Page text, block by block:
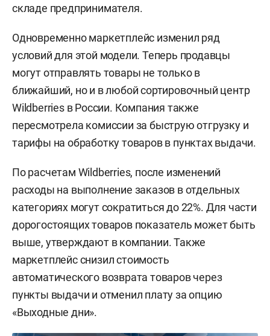
складе предпринимателя.
Одновременно маркетплейс изменил ряд
условий для этой модели. Теперь продавцы
могут отправлять товары не только в
ближайший, но и в любой сортировочный центр
Wildberries в России. Компания также
пересмотрела комиссии за быструю отгрузку и
тарифы на обработку товаров в пунктах выдачи.
По расчетам Wildberries, после изменений
расходы на выполнение заказов в отдельных
категориях могут сократиться до 22%. Для части
дорогостоящих товаров показатель может быть
выше, утверждают в компании. Также
маркетплейс снизил стоимость
автоматического возврата товаров через
пункты выдачи и отменил плату за опцию
«Выходные дни».